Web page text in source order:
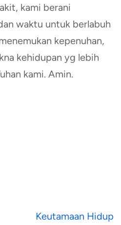
kami berani
waktu untuk berlabuh
kepenuhan,
kehidupan yg lebih
kami. Amin.
Keutamaan Hidup